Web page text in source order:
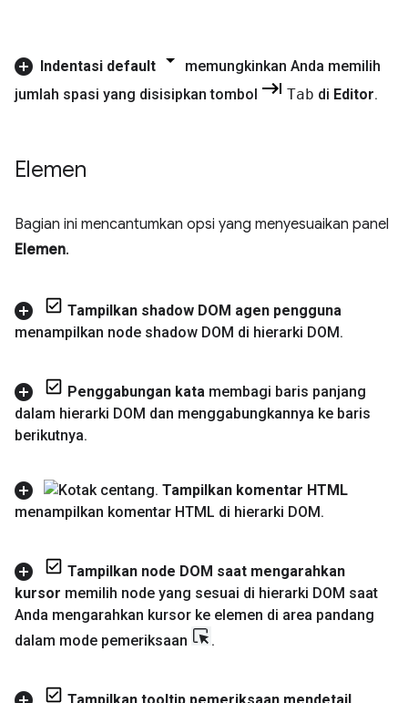
Indentasi default
memungkinkan Anda memilih
jumlah spasi yang disisipkan tombol
Tab di Editor.
Elemen
Bagian ini mencantumkan opsi yang menyesuaikan panel
Elemen.
Tampilkan shadow DOM agen pengguna
menampilkan node shadow DOM di hierarki DOM.
Penggabungan kata membagi baris panjang
dalam hierarki DOM dan menggabungkannya ke baris
berikutnya.
Tampilkan komentar HTML
menampilkan komentar HTML di hierarki DOM.
Tampilkan node DOM saat mengarahkan
kursor memilih node yang sesuai di hierarki DOM saat
Anda mengarahkan kursor ke elemen di area pandang
dalam mode pemeriksaan
.
Tampilkan tooltip pemeriksaan mendetail